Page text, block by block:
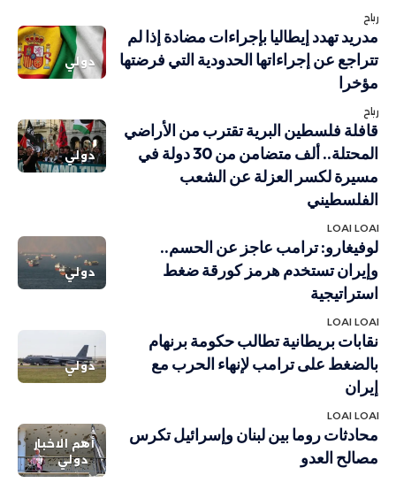
رباح
دولي
مدريد تهدد إيطاليا بإجراءات مضادة إذا لم
تتراجع عن إجراءاتها الحدودية التي فرضتها
مؤخرا
رباح
دولي
قافلة فلسطين البرية تقترب من الأراضي
المحتلة.. ألف متضامن من 30 دولة في
مسيرة لكسر العزلة عن الشعب
الفلسطيني
LOAI LOAI
دولي
لوفيغارو: ترامب عاجز عن الحسم..
وإيران تستخدم هرمز كورقة ضغط
استراتيجية
LOAI LOAI
دولي
نقابات بريطانية تطالب حكومة برنهام
بالضغط على ترامب لإنهاء الحرب مع
إيران
LOAI LOAI
أهم الاخبار
دولي
محادثات روما بين لبنان وإسرائيل تكرس
مصالح العدو